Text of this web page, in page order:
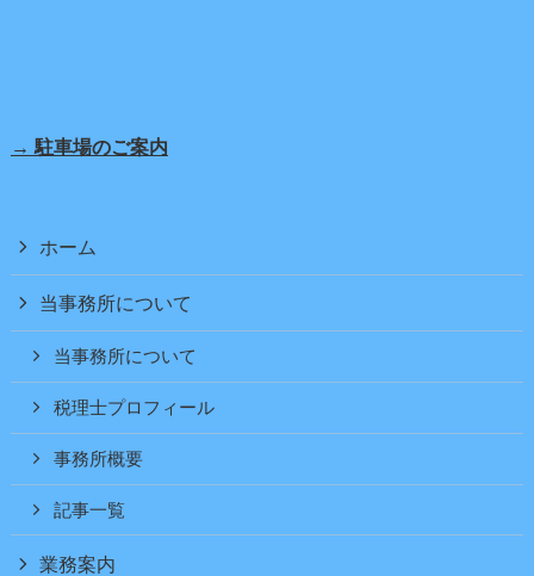
→ 駐車場のご案内
ホーム
当事務所について
当事務所について
税理士プロフィール
事務所概要
記事一覧
業務案内